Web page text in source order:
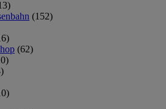
(152)
(62)